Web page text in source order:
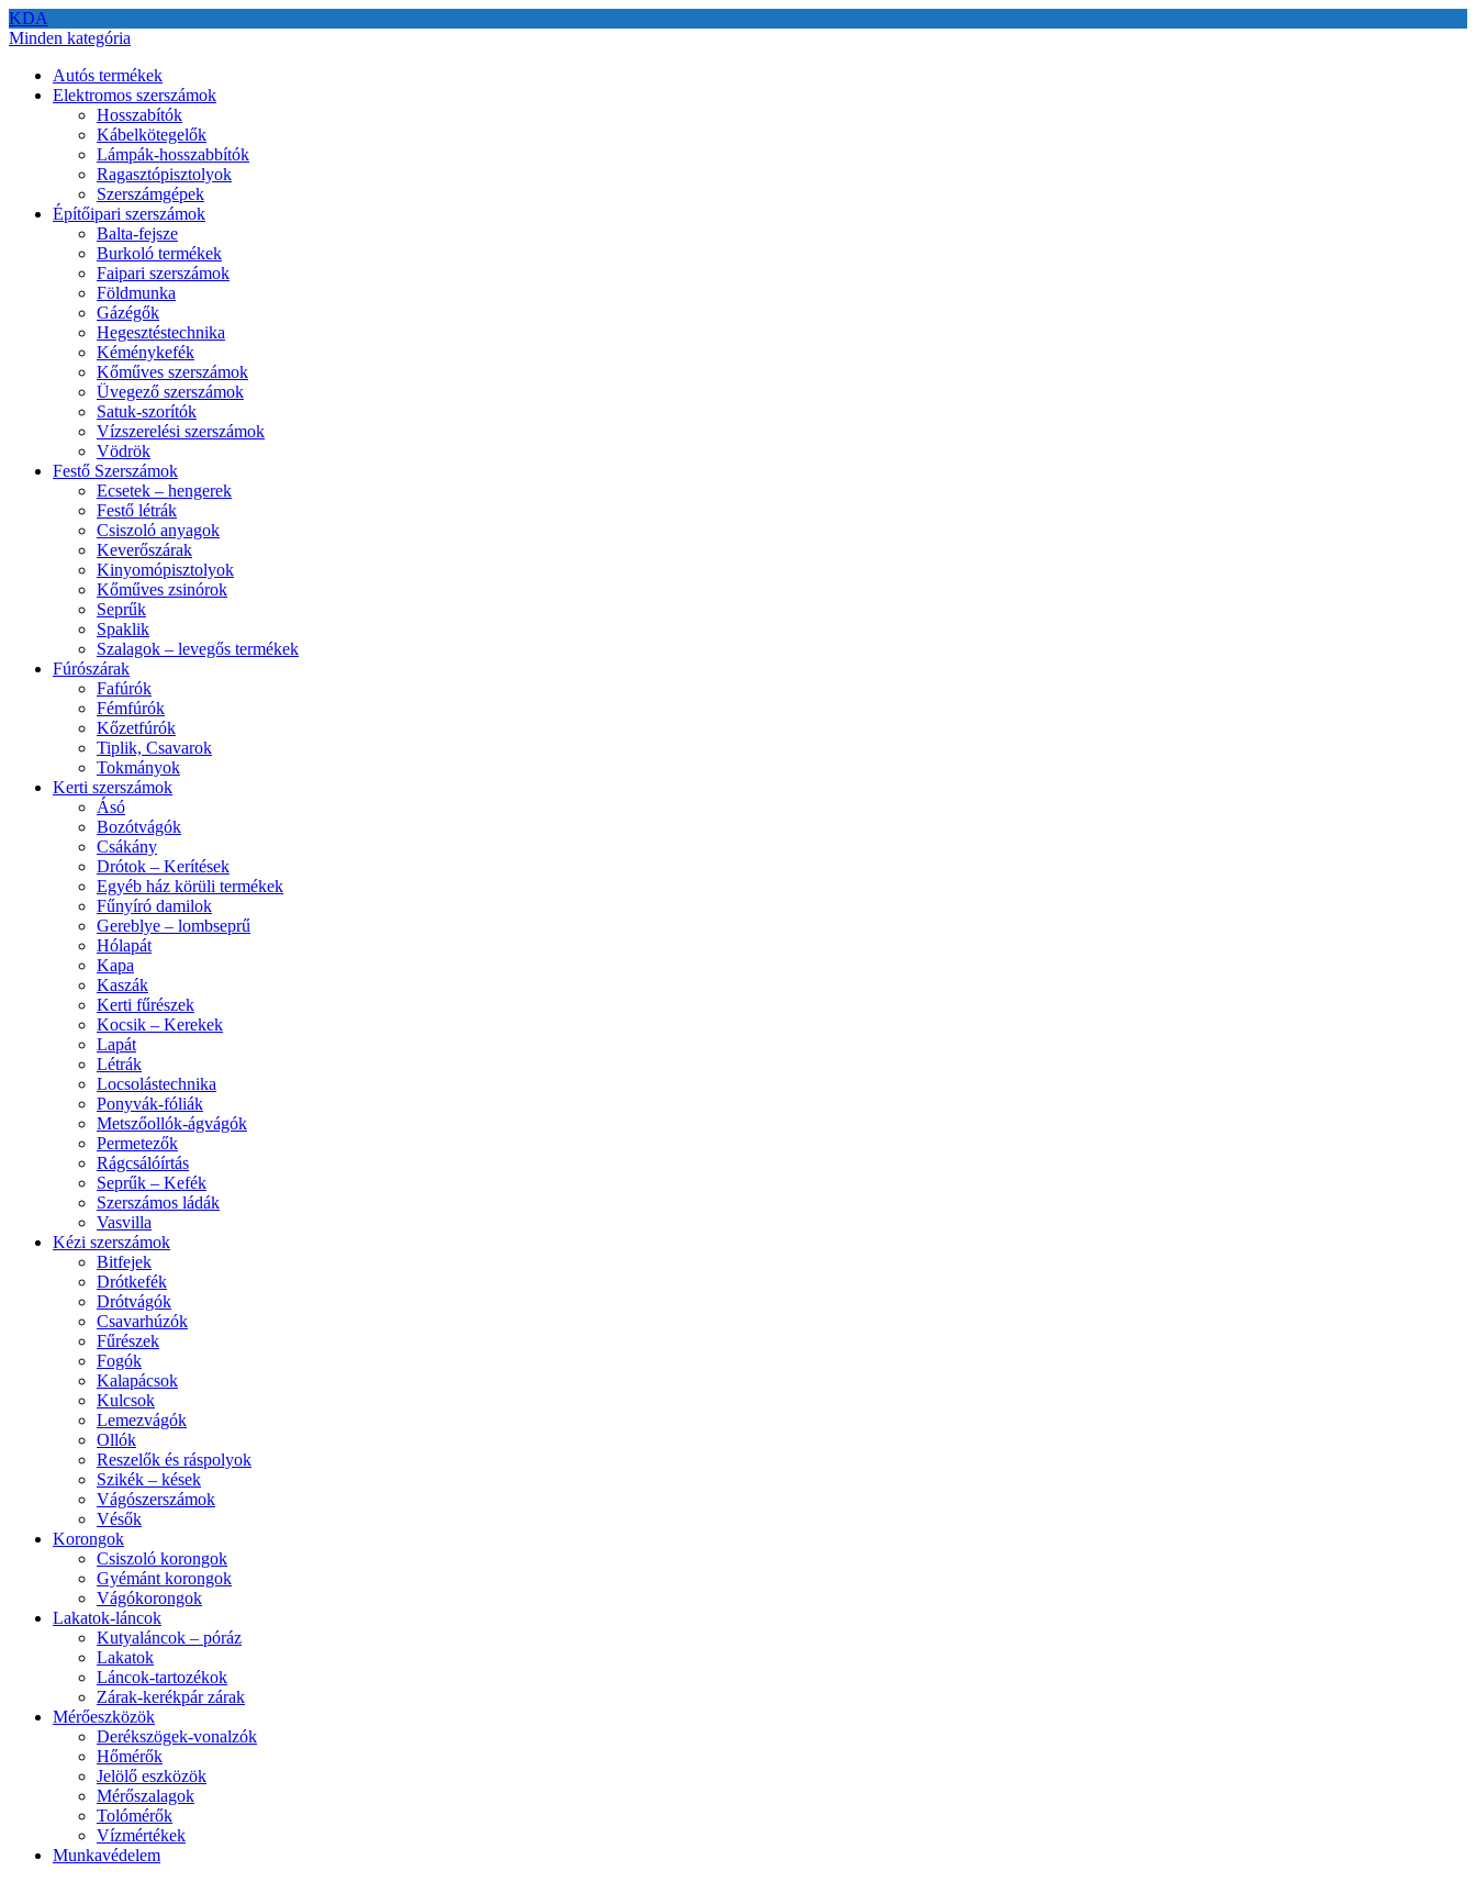
KDA
Minden kategória
Autós termékek
Elektromos szerszámok
Hosszabítók
Kábelkötegelők
Lámpák-hosszabbítók
Ragasztópisztolyok
Szerszámgépek
Építőipari szerszámok
Balta-fejsze
Burkoló termékek
Faipari szerszámok
Földmunka
Gázégők
Hegesztéstechnika
Kéménykefék
Kőműves szerszámok
Üvegező szerszámok
Satuk-szorítók
Vízszerelési szerszámok
Vödrök
Festő Szerszámok
Ecsetek – hengerek
Festő létrák
Csiszoló anyagok
Keverőszárak
Kinyomópisztolyok
Kőműves zsinórok
Seprűk
Spaklik
Szalagok – levegős termékek
Fúrószárak
Fafúrók
Fémfúrók
Kőzetfúrók
Tiplik, Csavarok
Tokmányok
Kerti szerszámok
Ásó
Bozótvágók
Csákány
Drótok – Kerítések
Egyéb ház körüli termékek
Fűnyíró damilok
Gereblye – lombseprű
Hólapát
Kapa
Kaszák
Kerti fűrészek
Kocsik – Kerekek
Lapát
Létrák
Locsolástechnika
Ponyvák-fóliák
Metszőollók-ágvágók
Permetezők
Rágcsálóírtás
Seprűk – Kefék
Szerszámos ládák
Vasvilla
Kézi szerszámok
Bitfejek
Drótkefék
Drótvágók
Csavarhúzók
Fűrészek
Fogók
Kalapácsok
Kulcsok
Lemezvágók
Ollók
Reszelők és ráspolyok
Szikék – kések
Vágószerszámok
Vésők
Korongok
Csiszoló korongok
Gyémánt korongok
Vágókorongok
Lakatok-láncok
Kutyaláncok – póráz
Lakatok
Láncok-tartozékok
Zárak-kerékpár zárak
Mérőeszközök
Derékszögek-vonalzók
Hőmérők
Jelölő eszközök
Mérőszalagok
Tolómérők
Vízmértékek
Munkavédelem